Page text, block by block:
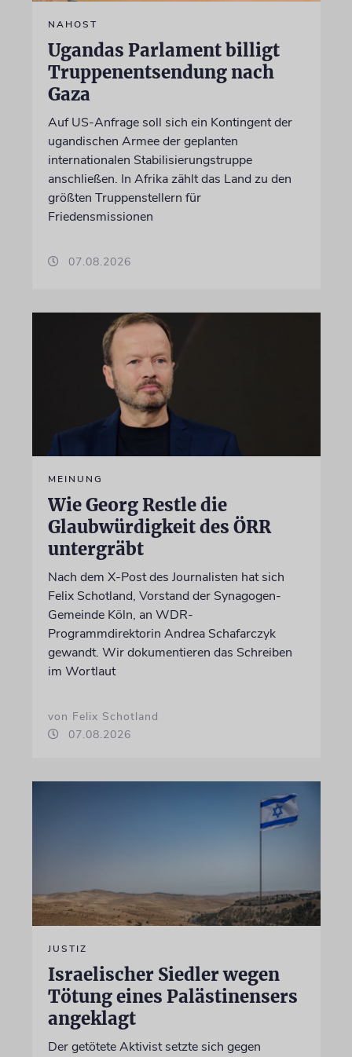
NAHOST
Ugandas Parlament billigt
Truppenentsendung nach
Gaza
Auf US-Anfrage soll sich ein Kontingent der
ugandischen Armee der geplanten
internationalen Stabilisierungstruppe
anschließen. In Afrika zählt das Land zu den
größten Truppenstellern für
Friedensmissionen
07.08.2026
MEINUNG
Wie Georg Restle die
Glaubwürdigkeit des ÖRR
untergräbt
Nach dem X-Post des Journalisten hat sich
Felix Schotland, Vorstand der Synagogen-
Gemeinde Köln, an WDR-
Programmdirektorin Andrea Schafarczyk
gewandt. Wir dokumentieren das Schreiben
im Wortlaut
von Felix Schotland
07.08.2026
JUSTIZ
Israelischer Siedler wegen
Tötung eines Palästinensers
angeklagt
Der getötete Aktivist setzte sich gegen